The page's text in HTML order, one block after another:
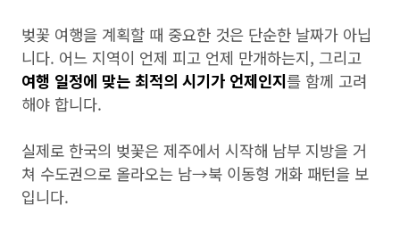
벚꽃 여행을 계획할 때 중요한 것은 단순한 날짜가 아닙
니다. 어느 지역이 언제 피고 언제 만개하는지, 그리고
여행 일정에 맞는 최적의 시기가 언제인지를 함께 고려
해야 합니다.
실제로 한국의 벚꽃은 제주에서 시작해 남부 지방을 거
쳐 수도권으로 올라오는 남→북 이동형 개화 패턴을 보
입니다.